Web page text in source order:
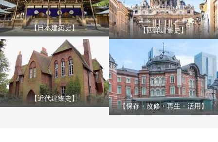
【日本建築史】 【西洋建築史】
【近代建築史】
【保存・改修・再生・活用】